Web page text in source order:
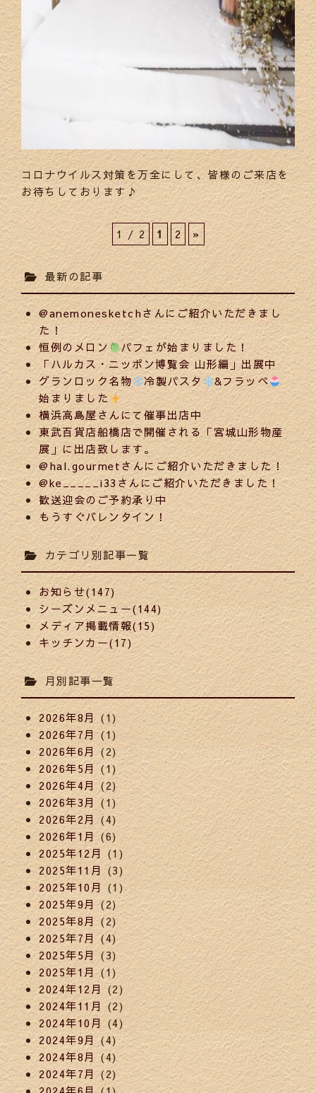
コロナウイルス対策を万全にして、皆様のご来店を
お待ちしております♪
1 / 2 1 2 »
最新の記事
@anemonesketchさんにご紹介いただきまし
た！
恒例のメロン
パフェが始まりました！
「ハルカス・ニッポン博覧会 山形編」出展中
グランロック名物
冷製パスタ
&フラッペ
始まりました
横浜高島屋さんにて催事出店中
東武百貨店船橋店で開催される「宮城山形物産
展」に出店致します。
@hal.gourmetさんにご紹介いただきました！
@ke_____i33さんにご紹介いただきました！
歓送迎会のご予約承り中
もうすぐバレンタイン！
カテゴリ別記事一覧
お知らせ(147)
シーズンメニュー(144)
メディア掲載情報(15)
キッチンカー(17)
月別記事一覧
2026年8月(1)
2026年7月(1)
2026年6月(2)
2026年5月 (1)
2026年4月 (2)
2026年3月 (1)
2026年2月(4)
2026年1月(6)
2025年12月 (1)
2025年11月 (3)
2025年10月 (1)
2025年9月 (2)
2025年8月 (2)
2025年7月 (4)
2025年5月(3)
2025年1月(1)
2024年12月 (2)
2024年11月 (2)
2024年10月 (4)
2024年9月 (4)
2024年8月 (4)
2024年7月 (2)